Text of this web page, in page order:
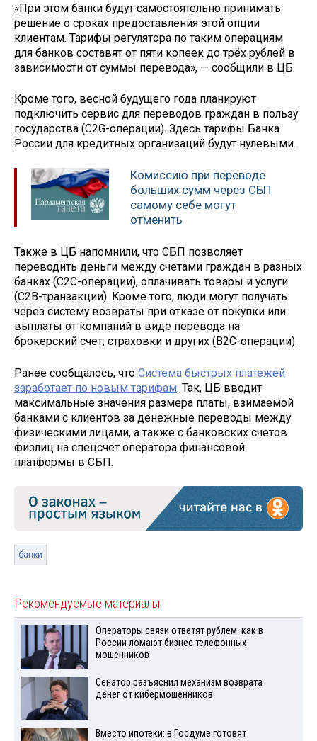
«При этом банки будут самостоятельно принимать
решение о сроках предоставления этой опции
клиентам. Тарифы регулятора по таким операциям
для банков составят от пяти копеек до трёх рублей в
зависимости от суммы перевода», — сообщили в ЦБ.
Кроме того, весной будущего года планируют
подключить сервис для переводов граждан в пользу
государства (C2G-операции). Здесь тарифы Банка
России для кредитных организаций будут нулевыми.
Комиссию при переводе
больших сумм через СБП
самому себе могут
отменить
Также в ЦБ напомнили, что СБП позволяет
переводить деньги между счетами граждан в разных
банках (С2С-операции), оплачивать товары и услуги
(С2В-транзакции). Кроме того, люди могут получать
через систему возвраты при отказе от покупки или
выплаты от компаний в виде перевода на
брокерский счет, страховки и других (В2С-операции).
Ранее сообщалось, что Система быстрых платежей
заработает по новым тарифам. Так, ЦБ вводит
максимальные значения размера платы, взимаемой
банками с клиентов за денежные переводы между
физическими лицами, а также с банковских счетов
физлиц на спецсчёт оператора финансовой
платформы в СБП.
банки
Рекомендуемые материалы
Операторы связи ответят рублем: как в
России ломают бизнес телефонных
мошенников
Сенатор разъяснил механизм возврата
денег от кибермошенников
Вместо ипотеки: в Госдуме готовят